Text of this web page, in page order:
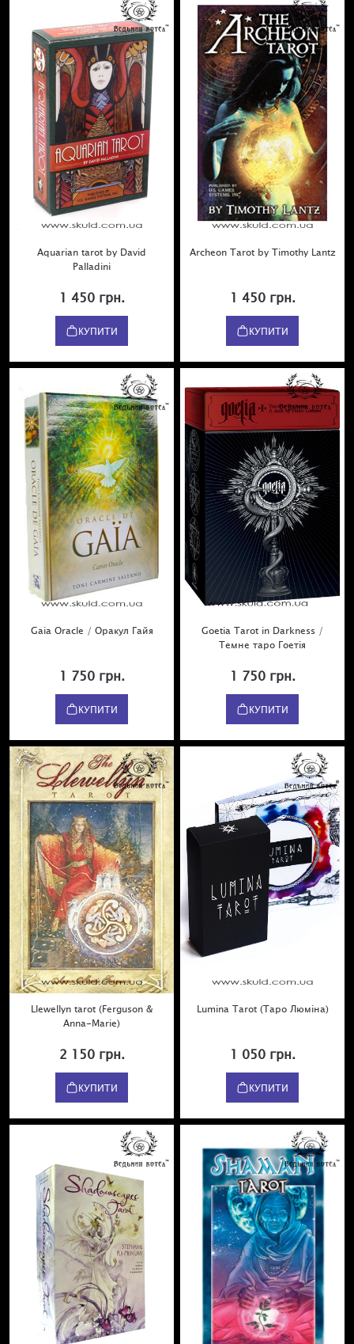
Aquarian tarot by David
Palladini
1 450 грн.
КУПИТИ
Archeon Tarot by Timothy Lantz
1 450 грн.
КУПИТИ
Gaia Oracle / Оракул Гайя
1 750 грн.
КУПИТИ
Goetia Tarot in Darkness /
Темне таро Гоетія
1 750 грн.
КУПИТИ
Llewellyn tarot (Ferguson &
Anna-Marie)
2 150 грн.
КУПИТИ
Lumina Tarot (Таро Люміна)
1 050 грн.
КУПИТИ